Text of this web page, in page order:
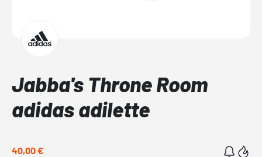
Jabba's Throne Room
adidas adilette
40,00 €